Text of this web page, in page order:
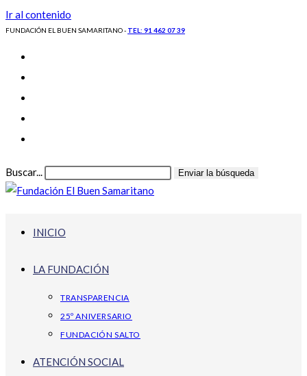
Ir al contenido
FUNDACIÓN EL BUEN SAMARITANO - TEL: 91 462 07 39
Buscar... Enviar la búsqueda
INICIO
LA FUNDACIÓN
TRANSPARENCIA
25º ANIVERSARIO
FUNDACIÓN SALTO
ATENCIÓN SOCIAL